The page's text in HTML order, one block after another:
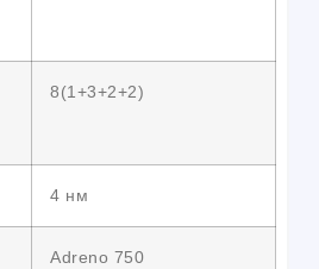
8(1+3+2+2)
4 нм
Adreno 750